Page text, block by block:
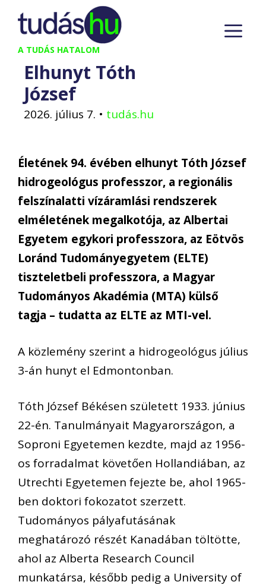
Kilépés
tartalomba
A TUDÁS HATALOM
Elhunyt Tóth
József
2026. július 7. • tudás.hu
Életének 94. évében elhunyt Tóth József
hidrogeológus professzor, a regionális
felszínalatti vízáramlási rendszerek
elméletének megalkotója, az Albertai
Egyetem egykori professzora, az Eötvös
Loránd Tudományegyetem (ELTE)
tiszteletbeli professzora, a Magyar
Tudományos Akadémia (MTA) külső
tagja – tudatta az ELTE az MTI-vel.
A közlemény szerint a hidrogeológus július
3-án hunyt el Edmontonban.
Tóth József Békésen született 1933. június
22-én. Tanulmányait Magyarországon, a
Soproni Egyetemen kezdte, majd az 1956-
os forradalmat követően Hollandiában, az
Utrechti Egyetemen fejezte be, ahol 1965-
ben doktori fokozatot szerzett.
Tudományos pályafutásának
meghatározó részét Kanadában töltötte,
ahol az Alberta Research Council
munkatársa, később pedig a University of